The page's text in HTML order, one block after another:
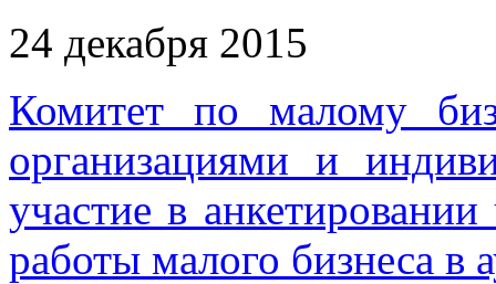
24 декабря 2015
Комитет по малому
организациями и
участие в
работы малого бизнеса в